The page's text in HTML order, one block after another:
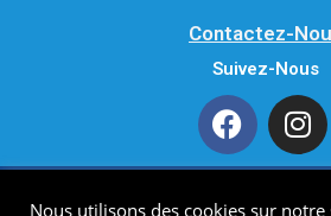
Contactez-
Suivez-Nous
Nous utilisons des cookies sur